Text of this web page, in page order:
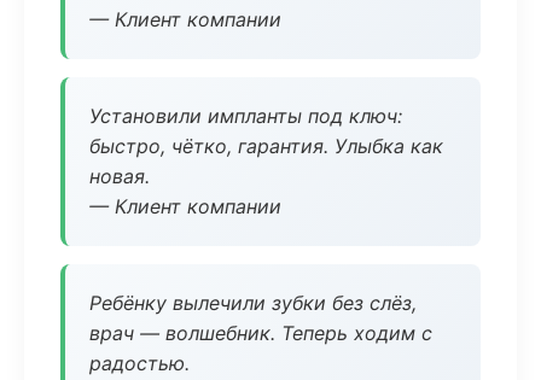
— Клиент компании
Установили импланты под ключ:
быстро, чётко, гарантия. Улыбка как
новая.
— Клиент компании
Ребёнку вылечили зубки без слёз,
врач — волшебник. Теперь ходим с
радостью.